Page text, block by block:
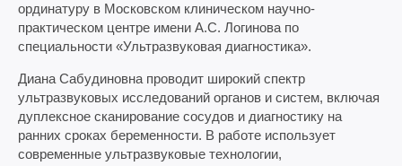
ординатуру в Московском клиническом научно-
практическом центре имени А.С. Логинова по
специальности «Ультразвуковая диагностика».
Диана Сабудиновна проводит широкий спектр
ультразвуковых исследований органов и систем, включая
дуплексное сканирование сосудов и диагностику на
ранних сроках беременности. В работе использует
современные ультразвуковые технологии,